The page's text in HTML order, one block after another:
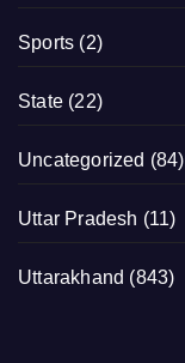
Sports (2)
State (22)
Uncategorized (84)
Uttar Pradesh (11)
Uttarakhand (843)